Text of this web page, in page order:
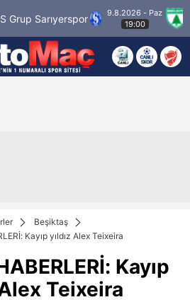
Sarıyerspor
9.8.2026 - Paz
Beşiktaş
Kayıp yıldız Alex Teixeira
Kayıp
Teixeira